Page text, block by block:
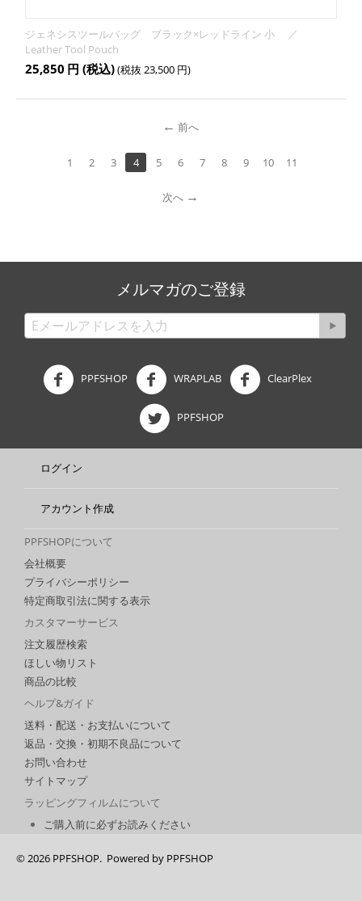
ジェネシスツールバッグ ブラック×レッドライン 小 ／
Leather Tool Pouch
25,850 円 (税込)(税抜 23,500 円)
前へ
1 2 3 4 5 6 7 8 9 10 11
次へ
メルマガのご登録
PPFSHOP WRAPLAB ClearPlex
PPFSHOP
ログイン
アカウント作成
PPFSHOPについて
会社概要
プライバシーポリシー
特定商取引法に関する表示
カスタマーサービス
注文履歴検索
ほしい物リスト
商品の比較
ヘルプ&ガイド
送料・配送・お支払いについて
返品・交換・初期不良品について
お問い合わせ
サイトマップ
ラッピングフィルムについて
ご購入前に必ずお読みください
© 2026 PPFSHOP. Powered by PPFSHOP